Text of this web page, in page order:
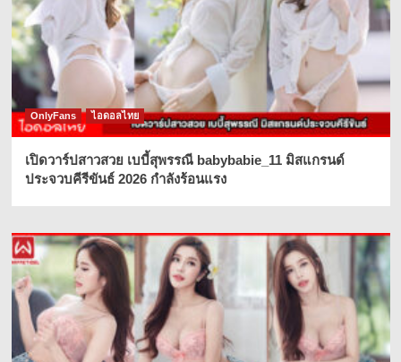
OnlyFans ไอดอลไทย
เปิดวาร์ปสาวสวย เบบี้สุพรรณี babybabie_11 มิสแกรนด์
ประจวบคีรีขันธ์ 2026 กำลังร้อนแรง